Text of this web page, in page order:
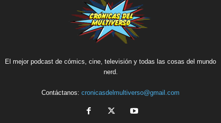
El mejor podcast de cómics, cine, televisión y todas las cosas del mundo
nerd.
Contáctanos: cronicasdelmultiverso@gmail.com